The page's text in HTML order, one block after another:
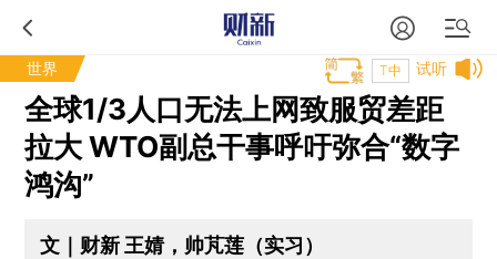
世界 试听
T中
全球1/3人口无法上网致服贸差距
拉大 WTO副总干事呼吁弥合“数字
鸿沟”
文｜财新 王婧，帅芃莲（实习）